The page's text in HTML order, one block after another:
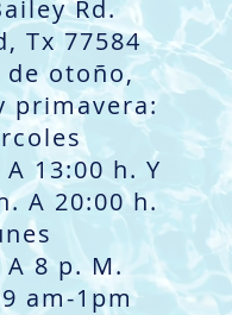
Rd.
Tx 77584
de otoño,
primavera:
13:00 h. Y
A 20:00 h.
8 p. M.
9 am-1pm